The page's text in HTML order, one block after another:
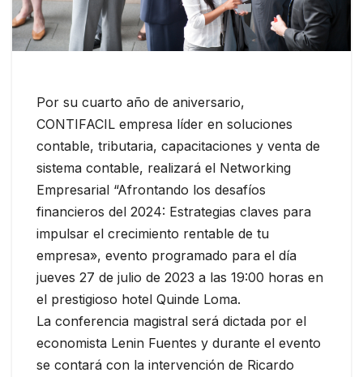
Por su cuarto año de aniversario,
CONTIFACIL empresa líder en soluciones
contable, tributaria, capacitaciones y venta de
sistema contable, realizará el Networking
Empresarial “Afrontando los desafíos
financieros del 2024: Estrategias claves para
impulsar el crecimiento rentable de tu
empresa», evento programado para el día
jueves 27 de julio de 2023 a las 19:00 horas en
el prestigioso hotel Quinde Loma.
La conferencia magistral será dictada por el
economista Lenin Fuentes y durante el evento
se contará con la intervención de Ricardo